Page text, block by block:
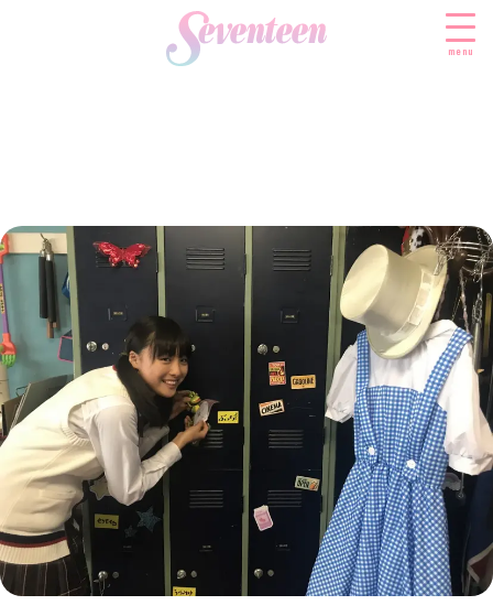
menu
FASHION
ファッションニュース
モデル私服
着回し
着痩せ
BEAUTY
ビューティニュース
トレンドメイク
ベストコスメ
ヘアアレンジ・ヘアケア
スキンケア
ボディケア
SCHOOL
スクールニュース
制服コーデ
学校ヘアメイク
勉強・受験・進路
ENTERTAINMENT
エンタメニュース
なにわ男子
K-POP
LIFESTYLE
ライフスタイルニュース
JKランキング・アワード
モデルの購入品
おでかけ
お悩み相談
JK TREND
JKトレンドニュース
MODELS
MODEL'S BLOG
TikTok